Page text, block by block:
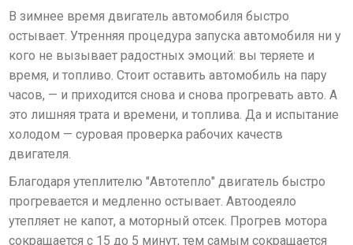
В зимнее время двигатель автомобиля быстро
остывает. Утренняя процедура запуска автомобиля ни у
кого не вызывает радостных эмоций: вы теряете и
время, и топливо. Стоит оставить автомобиль на пару
часов, — и приходится снова и снова прогревать авто. А
это лишняя трата и времени, и топлива. Да и испытание
холодом — суровая проверка рабочих качеств
двигателя.
Благодаря утеплителю "Автотепло" двигатель быстро
прогревается и медленно остывает. Автоодеяло
утепляет не капот, а моторный отсек. Прогрев мотора
сокращается с 15 до 5 минут, тем самым сокращается